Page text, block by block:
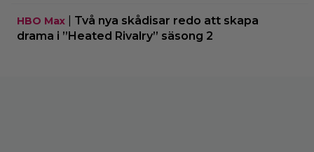
HBO Max
Två nya skådisar redo att skapa
drama i ”Heated Rivalry” säsong 2